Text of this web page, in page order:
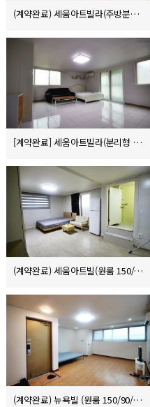
(계약완료) 세움아트빌라(주방분리형 150/80/10)
[계약완료] 세움아트빌라(분리형 250/130/10)
(계약완료) 세움아트빌(원룸 150/80/10)
(계약완료) 뉴욕빌 (원룸 150/90/8)